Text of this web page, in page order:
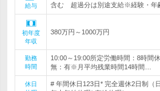
給与
含む 超過分は別途支給※経験・年
初年度
年収
380万円～1000万円
勤務
時間
10:00～19:00所定労働時間：8時間
無：有※月平均残業時間14時間…
休日
# 年間休日123日* 完全週休2日制（